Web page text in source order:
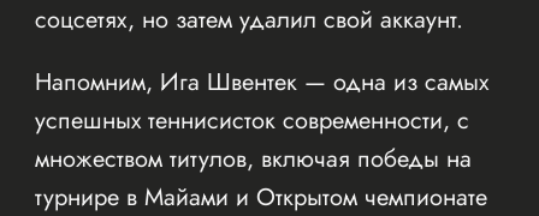
соцсетях, но затем удалил свой аккаунт.
Напомним, Ига Швентек — одна из самых
успешных теннисисток современности, с
множеством титулов, включая победы на
турнире в Майами и Открытом чемпионате